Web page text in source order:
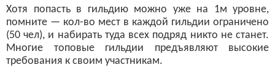
Хотя попасть в гильдию можно уже на 1м уровне,
помните — кол-во мест в каждой гильдии ограничено
(50 чел), и набирать туда всех подряд никто не станет.
Многие топовые гильдии предъявляют высокие
требования к своим участникам.